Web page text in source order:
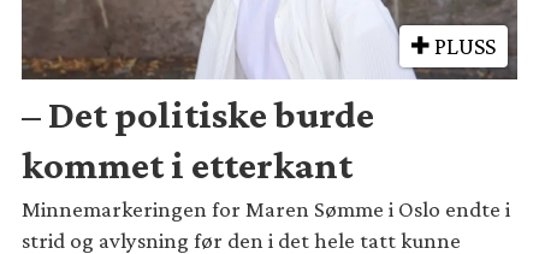
PLUSS
– Det politiske burde
kommet i etterkant
Minnemarkeringen for Maren Sømme i Oslo endte i
strid og avlysning før den i det hele tatt kunne